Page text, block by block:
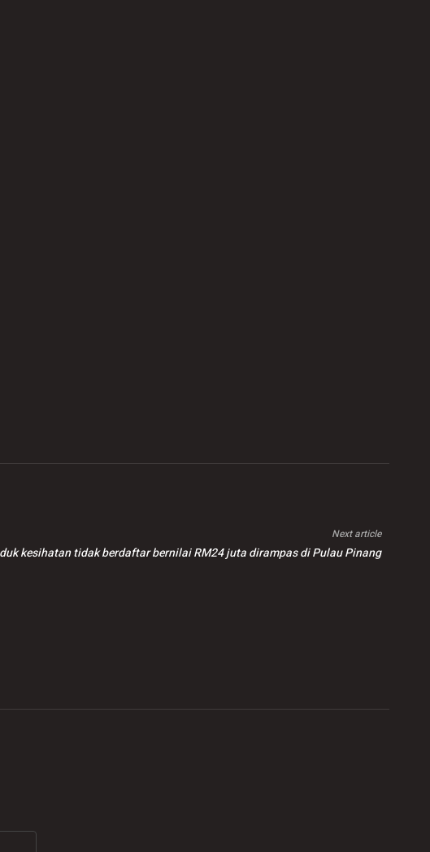
Next article
kesihatan tidak berdaftar bernilai RM24 juta dirampas di Pulau Pinang